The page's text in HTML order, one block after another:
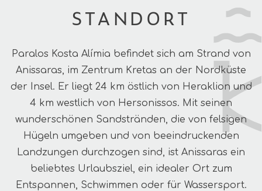
STANDORT
Paralos Kosta Alímia befindet sich am Strand von
Anissaras, im Zentrum Kretas an der Nordküste
der Insel. Er liegt 24 km östlich von Heraklion und
4 km westlich von Hersonissos. Mit seinen
wunderschönen Sandstränden, die von felsigen
Hügeln umgeben und von beeindruckenden
Landzungen durchzogen sind, ist Anissaras ein
beliebtes Urlaubsziel, ein idealer Ort zum
Entspannen, Schwimmen oder für Wassersport.